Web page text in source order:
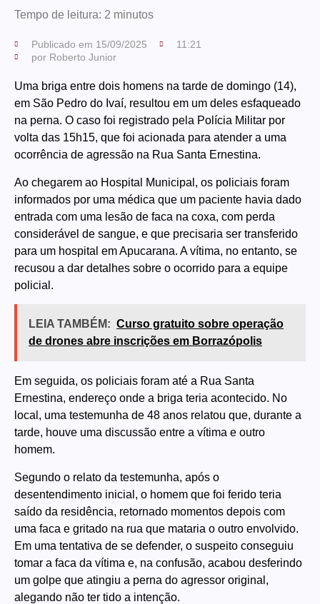
Tempo de leitura: 2 minutos
Publicado em 15/09/2025
11:21
por Roberto Junior
Uma briga entre dois homens na tarde de domingo (14),
em São Pedro do Ivaí, resultou em um deles esfaqueado
na perna. O caso foi registrado pela Polícia Militar por
volta das 15h15, que foi acionada para atender a uma
ocorrência de agressão na Rua Santa Ernestina.
Ao chegarem ao Hospital Municipal, os policiais foram
informados por uma médica que um paciente havia dado
entrada com uma lesão de faca na coxa, com perda
considerável de sangue, e que precisaria ser transferido
para um hospital em Apucarana. A vítima, no entanto, se
recusou a dar detalhes sobre o ocorrido para a equipe
policial.
LEIA TAMBÉM: Curso gratuito sobre operação
de drones abre inscrições em Borrazópolis
Em seguida, os policiais foram até a Rua Santa
Ernestina, endereço onde a briga teria acontecido. No
local, uma testemunha de 48 anos relatou que, durante a
tarde, houve uma discussão entre a vítima e outro
homem.
Segundo o relato da testemunha, após o
desentendimento inicial, o homem que foi ferido teria
saído da residência, retornado momentos depois com
uma faca e gritado na rua que mataria o outro envolvido.
Em uma tentativa de se defender, o suspeito conseguiu
tomar a faca da vítima e, na confusão, acabou desferindo
um golpe que atingiu a perna do agressor original,
alegando não ter tido a intenção.